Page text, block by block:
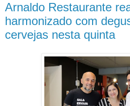
Arnaldo Restaurante
harmonizado com
cervejas nesta quinta